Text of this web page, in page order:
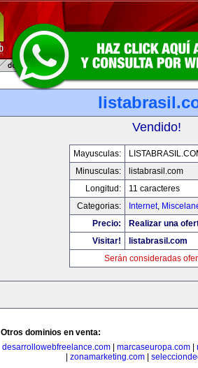
Vendido!
Mayusculas:
Minusculas:
listabrasil.com
Longitud:
11 caracteres
Categorias:
Internet,
Precio:
Realizar una
Visitar!
listabrasil.com
Serán consideradas
Otros dominios en venta:
desarrollowebfreelance.com| marcaseuropa.com|
zonamarketing.com